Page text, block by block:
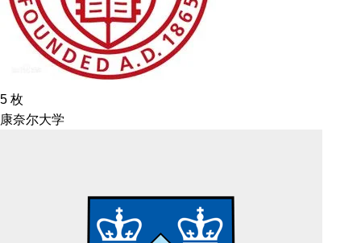
5 枚
康奈尔大学